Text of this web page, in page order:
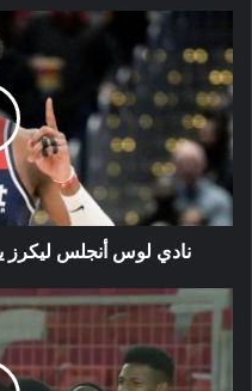
لوس
أنجلس
ليكرز
يضم
الدولي
الياباني
هاشيمورا
نادي لوس أنجلس ليكرز
2022
النيجر